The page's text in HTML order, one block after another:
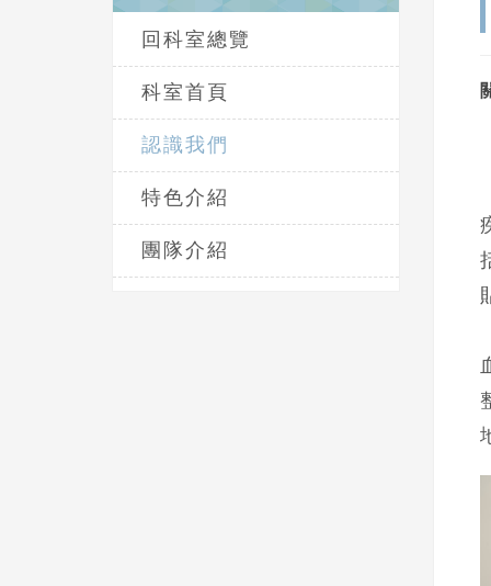
回科室總覽
科室首頁
認識我們
特色介紹
團隊介紹